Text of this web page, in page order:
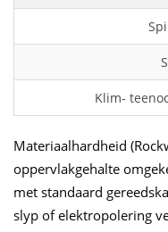
Klim-
Materiaalhardheid
oppervlakgehalte
met standaard
slyp of elektropolering